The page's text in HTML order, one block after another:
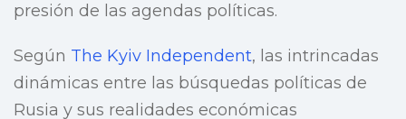
presión de las agendas políticas.
Según The Kyiv Independent, las intrincadas
dinámicas entre las búsquedas políticas de
Rusia y sus realidades económicas